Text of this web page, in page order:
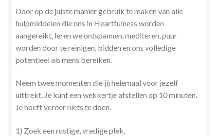
Door op de juiste manier gebruik te maken van alle
hulpmiddelen die ons in Heartfulness worden
aangereikt, leren we ontspannen, mediteren, puur
worden door te reinigen, bidden en ons volledige
potentieel als mens bereiken.
Neem twee momenten die jij helemaal voor jezelf
uittrekt. Je kunt een wekkertje afstellen op 10 minuten.
Je hoeft verder niets te doen.
1) Zoek een rustige, vredige plek.